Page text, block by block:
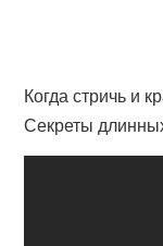
Когда стричь и
Секреты